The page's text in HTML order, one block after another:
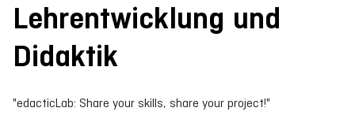
Lehrentwicklung und
Didaktik
"edacticLab: Share your skills, share your project!"